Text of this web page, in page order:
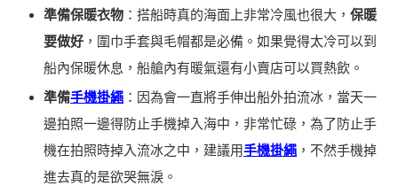
準備保暖衣物 ：搭船時真的海面上非常冷風也很大， 保暖
要做好 ，圍巾手套與毛帽都是必備。如果覺得太冷可以到
船內保暖休息，船艙內有暖氣還有小賣店可以買熱飲。
準備手機掛繩 ：因為會一直將手伸出船外拍流冰，當天一
邊拍照一邊得防止手機掉入海中，非常忙碌，為了防止手
機在拍照時掉入流冰之中，建議用手機掛繩 ，不然手機掉
進去真的是欲哭無淚。